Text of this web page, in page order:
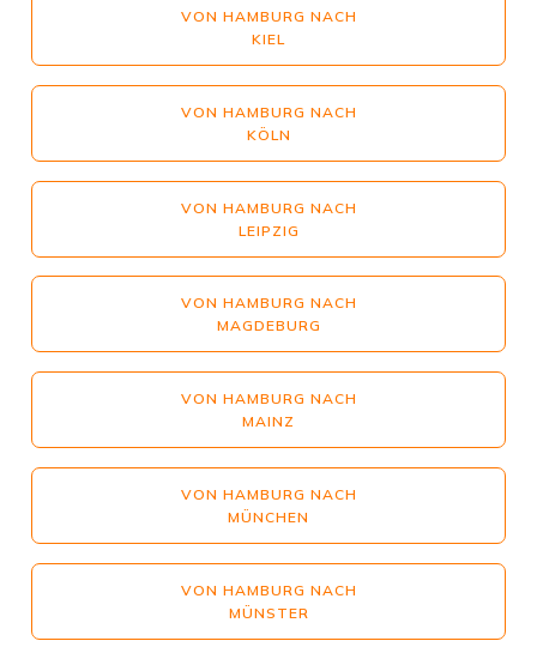
VON HAMBURG NACH
KIEL
VON HAMBURG NACH
KÖLN
VON HAMBURG NACH
LEIPZIG
VON HAMBURG NACH
MAGDEBURG
VON HAMBURG NACH
MAINZ
VON HAMBURG NACH
MÜNCHEN
VON HAMBURG NACH
MÜNSTER